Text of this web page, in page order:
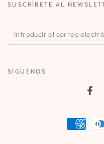
SUSCRÍBETE AL
Introducir
el
SÍGUENOS